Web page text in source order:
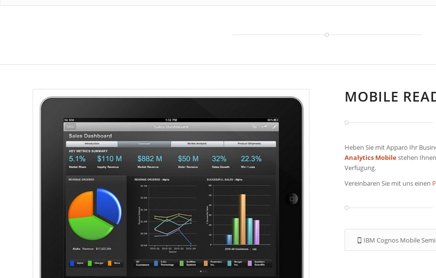
MOBILE
Heben Sie mit Apparo Ihr
Analytics Mobilestehen
Verfügung.
Vereinbaren Sie mit uns einen
IBM Cognos Mobile